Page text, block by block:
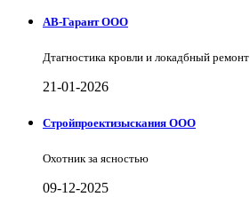
АВ-Гарант ООО
Дтагностика кровли и локадбный ремонт
21-01-2026
Стройпроектизыскания ООО
Охотник за ясностью
09-12-2025